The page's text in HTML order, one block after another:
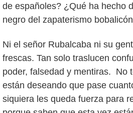
de españoles? ¿Qué ha hecho
negro del zapaterismo
Ni el señor Rubalcaba ni su
frescas. Tan solo traslucen
poder, falsedad y mentiras. No
están deseando que pase
siquiera les queda fuerza para